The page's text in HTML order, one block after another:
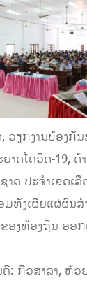
ວຽກງານປ້ອງກັ
ດໂຄວິດ-19, ດ້າ
ດ ປະຈໍາເຂດເລື
ມທັງເຜີຍແຜ່ຜົນ
ອງທ້ອງຖິ່ນ ອອ
: ກີ່ວສາລາ, ຫ້ວ